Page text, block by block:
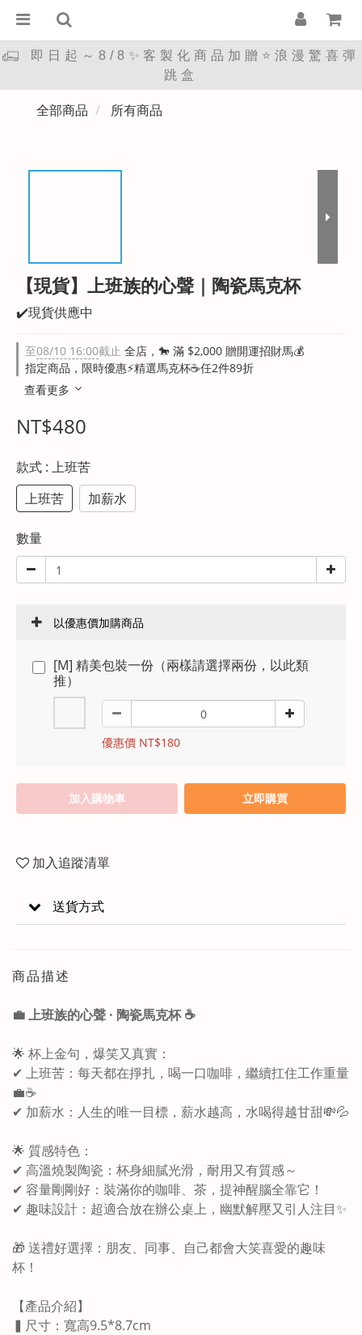
即日起～8/8✨客製化商品加贈⭐浪漫驚喜彈
跳盒
全部商品 所有商品
【現貨】上班族的心聲｜陶瓷馬克杯
✔️現貨供應中
至08/10 16:00截止 全店，🐎 滿 $2,000 贈開運招財馬💰
指定商品，限時優惠⚡精選馬克杯☕任2件89折
查看更多
NT$480
款式 : 上班苦
上班苦
加薪水
數量
以優惠價加購商品
[M] 精美包裝一份（兩樣請選擇兩份，以此類
推）
優惠價 NT$180
加入購物車 立即購買
加入追蹤清單
送貨方式
商品描述
💼 上班族的心聲 · 陶瓷馬克杯 ☕️
🌟 杯上金句，爆笑又真實：
✔ 上班苦：每天都在掙扎，喝一口咖啡，繼續扛住工作重量
💼☕
✔ 加薪水：人生的唯一目標，薪水越高，水喝得越甘甜💸💦
🌟 質感特色：
✔ 高溫燒製陶瓷：杯身細膩光滑，耐用又有質感～
✔ 容量剛剛好：裝滿你的咖啡、茶，提神醒腦全靠它！
✔ 趣味設計：超適合放在辦公桌上，幽默解壓又引人注目✨
🎁 送禮好選擇：朋友、同事、自己都會大笑喜愛的趣味
杯！
【產品介紹】
▍尺寸：寬高9.5*8.7cm